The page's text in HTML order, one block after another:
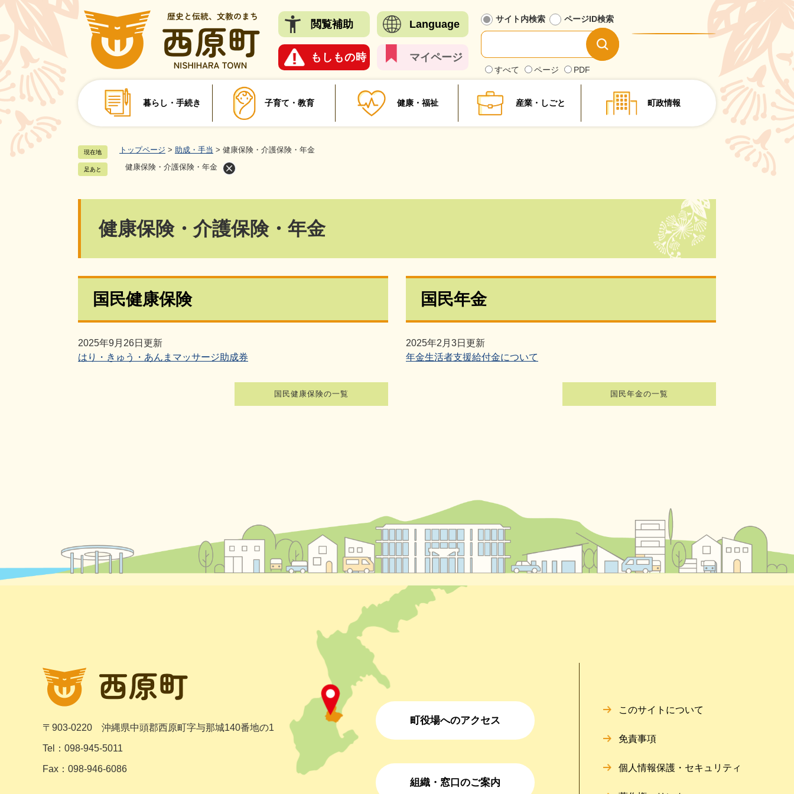
ペ
ジ
先
頭
で
。
閲覧補助 Language
もしもの時 マイページ
サイト内検索
検
索
対
象
すべて ページ PDF
ページID検索
探
暮らし・手続き 子育て・教育 健康・福祉 産業・しごと 町政情報
現在地 トップページ > 助成・手当 > 健康保険・介護保険・年金
足あと 健康保険・介護保険・年金
健康保険・介護保険・年金
国民健康保険
2025年9月26日更新
はり・きゅう・あんまマッサージ助成券
国民健康保険の一覧
国民年金
2025年2月3日更新
年金生活者支援給付金について
国民年金の一覧
〒903-0220 沖縄県中頭郡西原町字与那城140番地の1
Tel：098-945-5011
Fax：098-946-6086
町役場へのアクセス
組織・窓口のご案内
このサイトについて
免責事項
個人情報保護・セキュリティ